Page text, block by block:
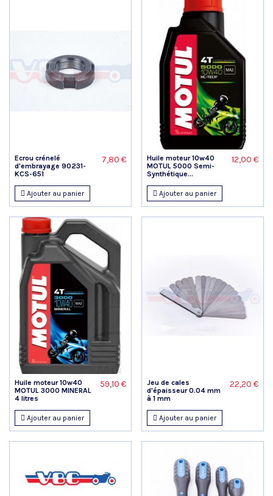
Ecrou crénelé
d'embrayage 90231-
KCS-651
7,80 €
Ajouter au panier
Huile moteur 10w40
MOTUL 5000 Semi-
Synthétique...
12,00 €
Ajouter au panier
Huile moteur 10w40
MOTUL 3000 MINERAL
4 litres
59,10 €
Ajouter au panier
Jeu de cales
d'épaisseur 0.04 mm
à 1 mm
22,20 €
Ajouter au panier